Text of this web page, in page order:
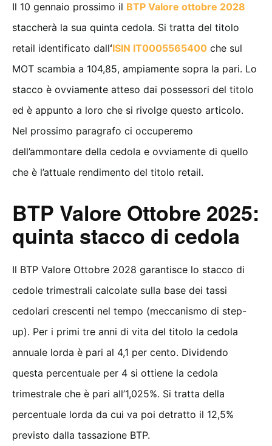
Il 10 gennaio prossimo il BTP Valore ottobre 2028
staccherà la sua quinta cedola. Si tratta del titolo
retail identificato dall‘ISIN IT0005565400 che sul
MOT scambia a 104,85, ampiamente sopra la pari. Lo
stacco è ovviamente atteso dai possessori del titolo
ed è appunto a loro che si rivolge questo articolo.
Nel prossimo paragrafo ci occuperemo
dell’ammontare della cedola e ovviamente di quello
che è l’attuale rendimento del titolo retail.
BTP Valore Ottobre 2025:
quinta stacco di cedola
Il BTP Valore Ottobre 2028 garantisce lo stacco di
cedole trimestrali calcolate sulla base dei tassi
cedolari crescenti nel tempo (meccanismo di step-
up). Per i primi tre anni di vita del titolo la cedola
annuale lorda è pari al 4,1 per cento. Dividendo
questa percentuale per 4 si ottiene la cedola
trimestrale che è pari all’1,025%. Si tratta della
percentuale lorda da cui va poi detratto il 12,5%
previsto dalla tassazione BTP.